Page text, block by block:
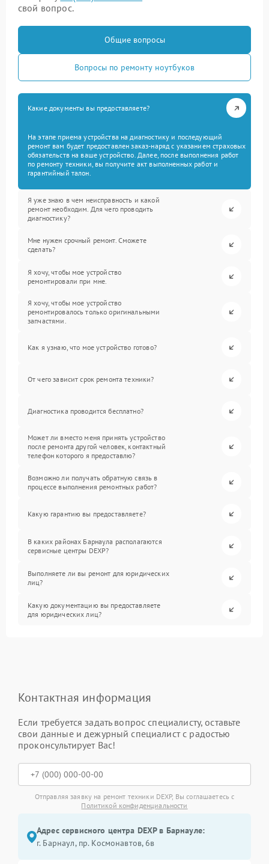
свой вопрос.
Общие вопросы
Вопросы по ремонту ноутбуков
Какие документы вы предоставляете?
На этапе приема устройства на диагностику и последующий
ремонт вам будет предоставлен заказ-наряд с указанием страховых
обязательств на ваше устройство. Далее, после выполнения работ
по ремонту техники, вы получите акт выполненных работ и
гарантийный талон.
Я уже знаю в чем неисправность и какой
ремонт необходим. Для чего проводить
диагностику?
Мне нужен срочный ремонт. Сможете
сделать?
Я хочу, чтобы мое устройство
ремонтировали при мне.
Я хочу, чтобы мое устройство
ремонтировалось только оригинальными
запчастями.
Как я узнаю, что мое устройство готово?
От чего зависит срок ремонта техники?
Диагностика проводится бесплатно?
Может ли вместо меня принять устройство
после ремонта другой человек, контактный
телефон которого я предоставлю?
Возможно ли получать обратную связь в
процессе выполнения ремонтных работ?
Какую гарантию вы предоставляете?
В каких районах Барнаула располагаются
сервисные центры DEXP?
Выполняете ли вы ремонт для юридических
лиц?
Какую документацию вы предоставляете
для юридических лиц?
Контактная информация
Если требуется задать вопрос специалисту, оставьте
свои данные и дежурный специалист с радостью
проконсультирует Вас!
Отправляя заявку на ремонт техники DEXP, Вы соглашаетесь с
Политикой конфиденциальности
Адрес сервисного центра DEXP в Барнауле:
г. Барнаул, ​пр. Космонавтов, 6в